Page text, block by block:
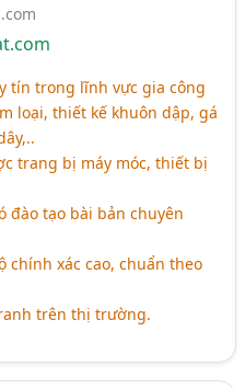
tín trong lĩnh vực gia công
loại, thiết kế khuôn dập, gá
trang bị máy móc, thiết bị
tạo bài bản chuyên
xác cao, chuẩn theo
trên thị trường.